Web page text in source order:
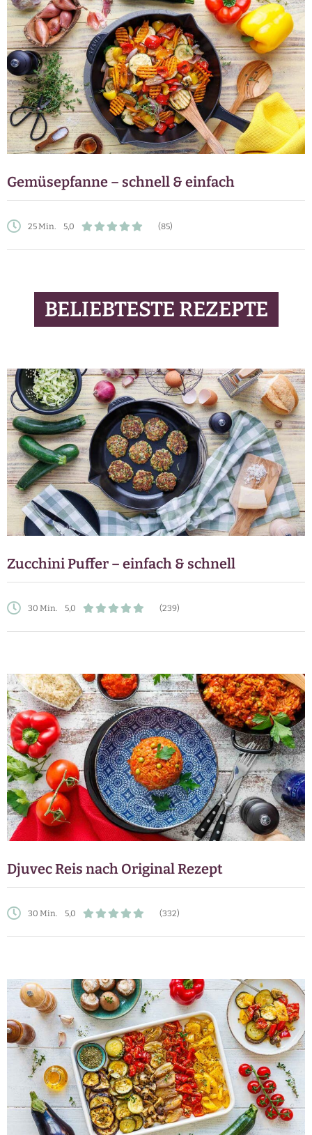
Gemüsepfanne – schnell & einfach
25 Min. 5,0 (85)
BELIEBTESTE REZEPTE
Zucchini Puffer – einfach & schnell
30 Min. 5,0 (239)
Djuvec Reis nach Original Rezept
30 Min. 5,0 (332)